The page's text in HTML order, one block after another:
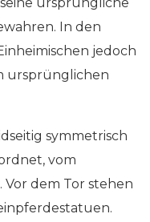
In den
jedoch
ursprünglichen
symmetrisch
vom
Vor dem Tor stehen